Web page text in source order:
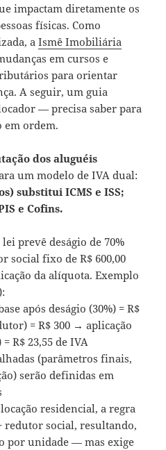
impactam diretamente os
físicas. Como
aIsmê Imobiliária
em cursos e
para orientar
A seguir, um guia
— precisa saber para
em ordem.
dos aluguéis
um modelo de IVA dual:
substitui ICMS e ISS;
e Cofins.
prevê deságio de 70%
social fixo de R$ 600,00
da alíquota. Exemplo
após deságio (30%) = R$
= R$ 300 → aplicação
R$ 23,55 de IVA
(parâmetros finais,
serão definidas em
residencial, a regra
redutor social, resultando,
por unidade — mas exige